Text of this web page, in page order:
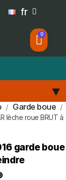
fr
Garde boue
lèche roue BRUT à
garde boue